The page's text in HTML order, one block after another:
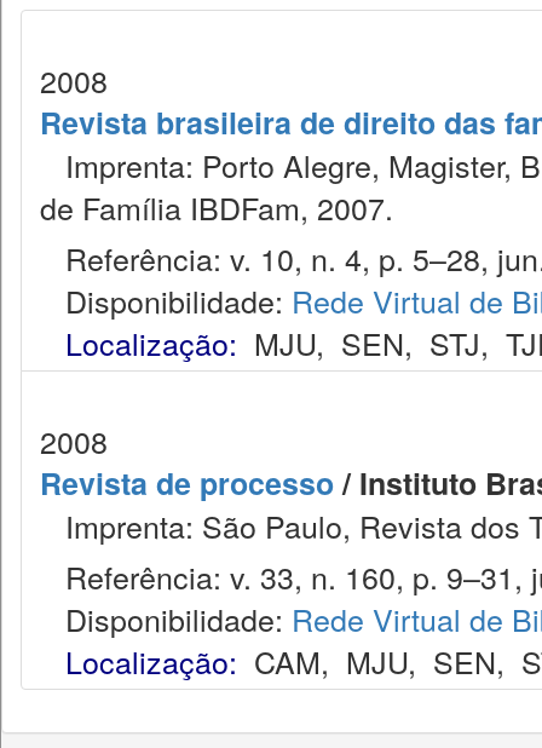
2008
Revista brasileira de direito das
Imprenta: Porto Alegre, Magister,
de Família IBDFam, 2007.
Referência: v. 10, n. 4, p. 5–28,
Disponibilidade: Rede Virtual de
Localização: MJU, SEN, STJ,
2008
Revista de processo/ Instituto
Imprenta: São Paulo, Revista dos
Referência: v. 33, n. 160, p. 9–31,
Disponibilidade: Rede Virtual de
Localização: CAM, MJU, SEN,